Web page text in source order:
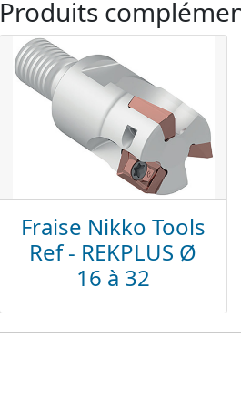
Produits
Fraise Nikko Tools
Ref - REKPLUS Ø
16 à 32